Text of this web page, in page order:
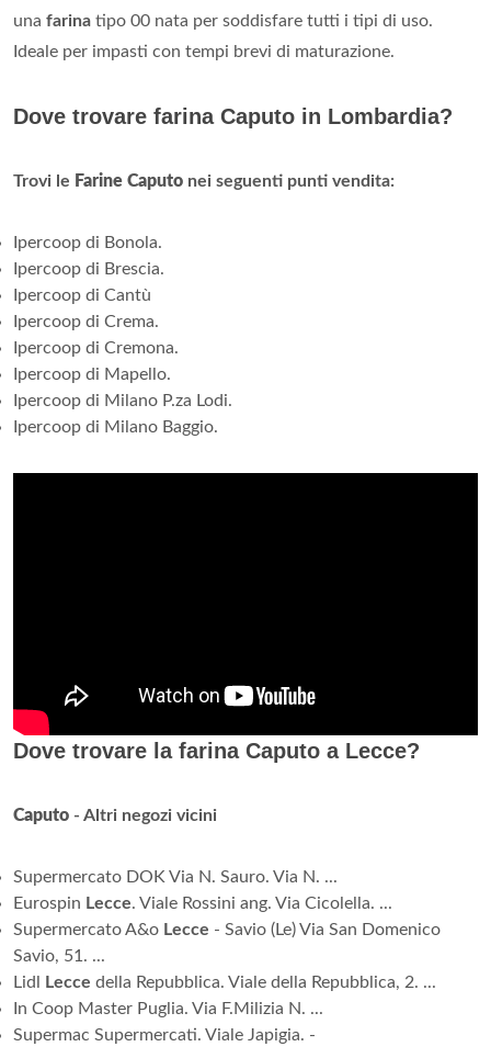
una farina tipo 00 nata per soddisfare tutti i tipi di uso.
Ideale per impasti con tempi brevi di maturazione.
Dove trovare farina Caputo in Lombardia?
Trovi le Farine Caputo nei seguenti punti vendita:
Ipercoop di Bonola.
Ipercoop di Brescia.
Ipercoop di Cantù
Ipercoop di Crema.
Ipercoop di Cremona.
Ipercoop di Mapello.
Ipercoop di Milano P.za Lodi.
Ipercoop di Milano Baggio.
Dove trovare la farina Caputo a Lecce?
Caputo - Altri negozi vicini
Supermercato DOK Via N. Sauro. Via N. ...
Eurospin Lecce. Viale Rossini ang. Via Cicolella. ...
Supermercato A&o Lecce - Savio (Le) Via San Domenico
Savio, 51. ...
Lidl
Lecce della Repubblica. Viale della Repubblica, 2. ...
In Coop Master Puglia. Via F.Milizia N. ...
Supermac Supermercati. Viale Japigia. -